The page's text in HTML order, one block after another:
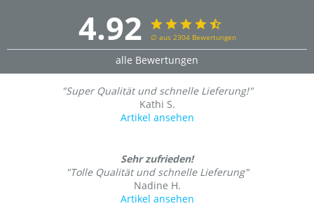
4.92 ∅ aus 2304 Bewertungen
alle Bewertungen
"Super Qualität und schnelle Lieferung!"
Kathi S.
Artikel ansehen
Sehr zufrieden!
"Tolle Qualität und schnelle Lieferung"
Nadine H.
Artikel ansehen